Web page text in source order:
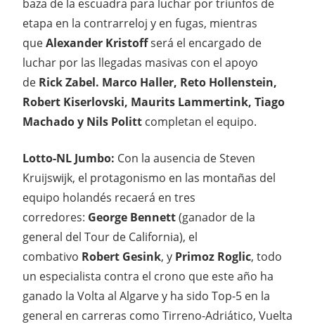
baza de la escuadra para luchar por triunfos de
etapa en la contrarreloj y en fugas, mientras
queAlexander Kristoffserá el encargado de
luchar por las llegadas masivas con el apoyo
de Rick Zabel. Marco Haller, Reto Hollenstein,
Robert Kiserlovski, Maurits Lammertink, Tiago
Machado y Nils Politt completan el equipo.
Lotto-NL Jumbo: Con la ausencia de Steven
Kruijswijk, el protagonismo en las montañas del
equipo holandés recaerá en tres
corredores: George Bennett(ganador de la
general del Tour de California), el
combativo Robert Gesink, y Primoz Roglic, todo
un especialista contra el crono que este año ha
ganado la Volta al Algarve y ha sido Top-5 en la
general en carreras como Tirreno-Adriático, Vuelta